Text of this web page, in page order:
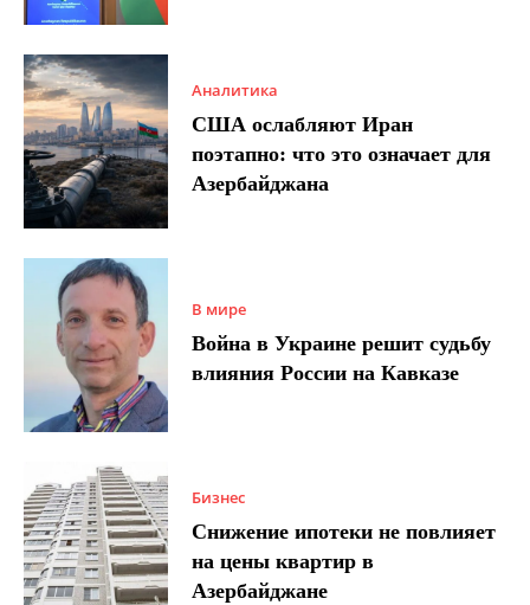
Аналитика
США ослабляют Иран
поэтапно: что это означает для
Азербайджана
В мире
Война в Украине решит судьбу
влияния России на Кавказе
Бизнес
Снижение ипотеки не повлияет
на цены квартир в
Азербайджане